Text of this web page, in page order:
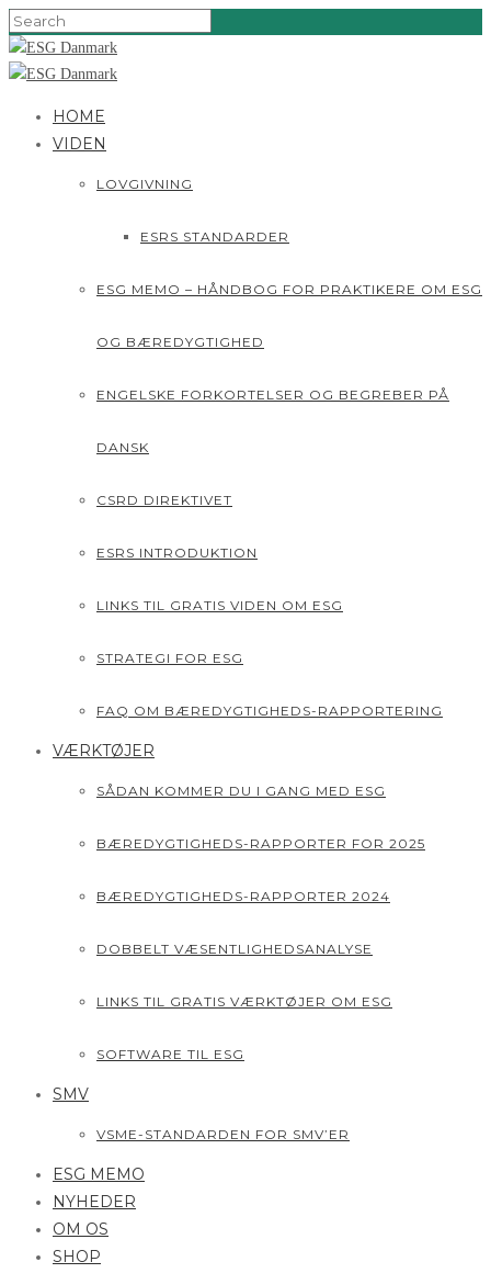
HOME
VIDEN
LOVGIVNING
ESRS STANDARDER
ESG MEMO – HÅNDBOG FOR PRAKTIKERE OM ESG
OG BÆREDYGTIGHED
ENGELSKE FORKORTELSER OG BEGREBER PÅ
DANSK
CSRD DIREKTIVET
ESRS INTRODUKTION
LINKS TIL GRATIS VIDEN OM ESG
STRATEGI FOR ESG
FAQ OM BÆREDYGTIGHEDS-RAPPORTERING
VÆRKTØJER
SÅDAN KOMMER DU I GANG MED ESG
BÆREDYGTIGHEDS-RAPPORTER FOR 2025
BÆREDYGTIGHEDS-RAPPORTER 2024
DOBBELT VÆSENTLIGHEDSANALYSE
LINKS TIL GRATIS VÆRKTØJER OM ESG
SOFTWARE TIL ESG
SMV
VSME-STANDARDEN FOR SMV’ER
ESG MEMO
NYHEDER
OM OS
SHOP